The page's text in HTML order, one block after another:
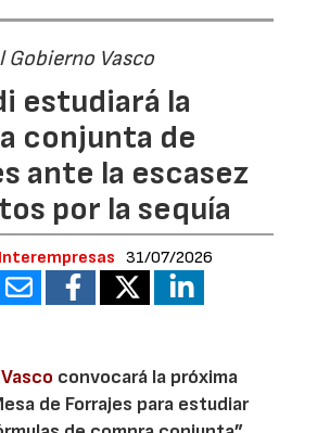
Gobierno Vasco
estudiará la
conjunta de
ante la escasez
por la sequía
31/07/2026
convocará la próxima
de Forrajes para estudiar